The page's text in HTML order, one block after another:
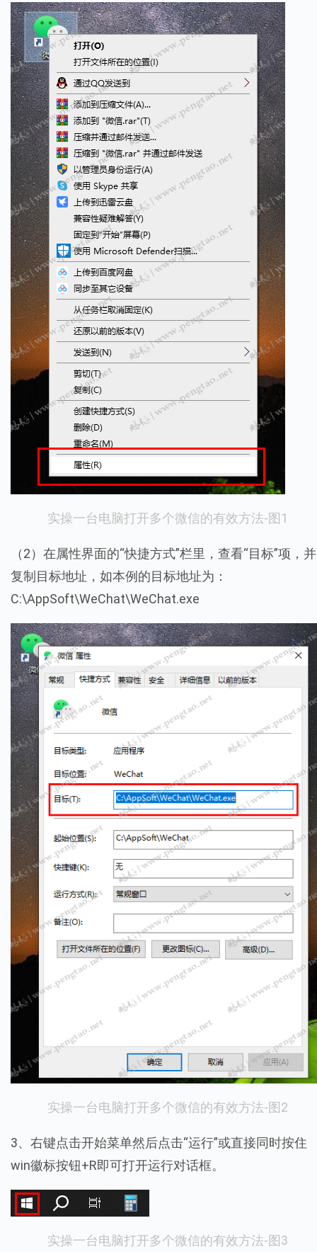
实操一台电脑打开多个微信的有效方法-图1
（2）在属性界面的“快捷方式”栏里，查看“目标”项，并
复制目标地址，如本例的目标地址为：
C:\AppSoft\WeChat\WeChat.exe
实操一台电脑打开多个微信的有效方法-图2
3、右键点击开始菜单然后点击“运行”或直接同时按住
win徽标按钮+R即可打开运行对话框。
实操一台电脑打开多个微信的有效方法-图3